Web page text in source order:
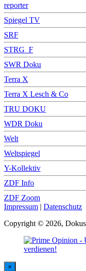
reporter
Spiegel TV
SRF
STRG_F
SWR Doku
Terra X
Terra X Lesch & Co
TRU DOKU
WDR Doku
Welt
Weltspiegel
Y-Kollektiv
ZDF Info
ZDF Zoom
Impressum | Datenschutz
Copyright © 2026,
×